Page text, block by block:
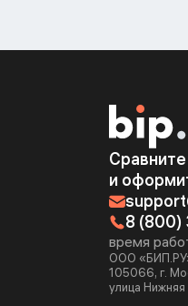
и
8
время
ООО
105066, г.
улица